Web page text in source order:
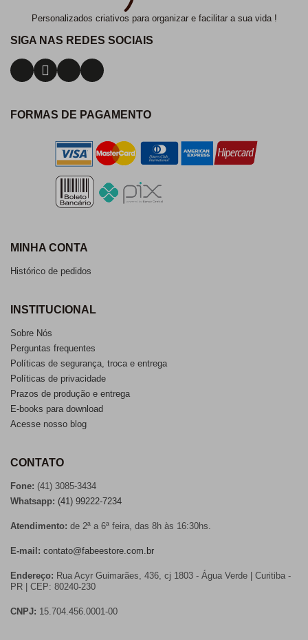
Personalizados criativos para organizar e facilitar a sua vida !
SIGA NAS REDES SOCIAIS
FORMAS DE PAGAMENTO
MINHA CONTA
Histórico de pedidos
INSTITUCIONAL
Sobre Nós
Perguntas frequentes
Políticas de segurança, troca e entrega
Políticas de privacidade
Prazos de produção e entrega
E-books para download
Acesse nosso blog
CONTATO
Fone: (41) 3085-3434
Whatsapp: (41) 99222-7234
Atendimento: de 2ª a 6ª feira, das 8h às 16:30hs.
E-mail: contato@fabeestore.com.br
Endereço: Rua Acyr Guimarães, 436, cj 1803 - Água Verde | Curitiba -
PR | CEP: 80240-230
CNPJ: 15.704.456.0001-00